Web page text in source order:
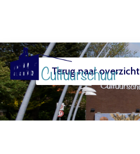
Terug naar overzicht